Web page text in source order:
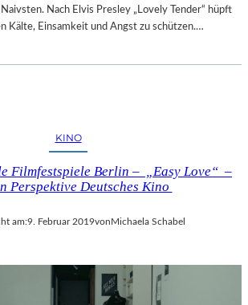
Nach Elvis Presley „Lovely Tender“ hüpft
Kälte, Einsamkeit und Angst zu schützen.…
KINO
Filmfestspiele Berlin – „Easy Love“ –
Perspektive Deutsches Kino
am:9. Februar 2019vonMichaela Schabel